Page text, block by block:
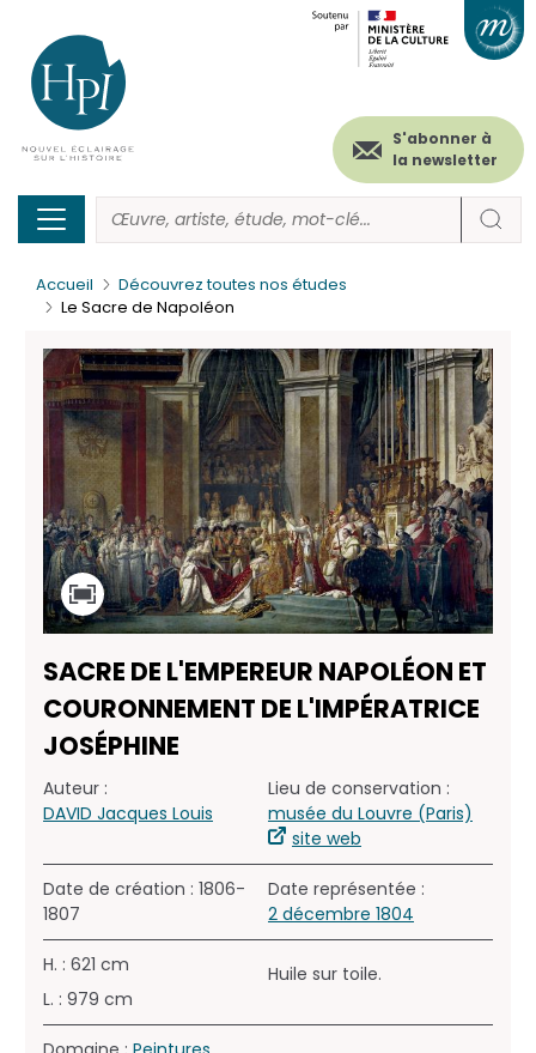
contenu
principal
Menu
secondaire
(header)
S'abonner à
la newsletter
Accueil
Découvrez toutes nos études
Le Sacre de Napoléon
SACRE DE L'EMPEREUR NAPOLÉON ET
COURONNEMENT DE L'IMPÉRATRICE
JOSÉPHINE
Auteur :
DAVID Jacques Louis
Lieu de conservation :
musée du Louvre (Paris)
site web
Date de création : 1806-
1807
Date représentée :
2 décembre 1804
H. : 621 cm
L. : 979 cm
Huile sur toile.